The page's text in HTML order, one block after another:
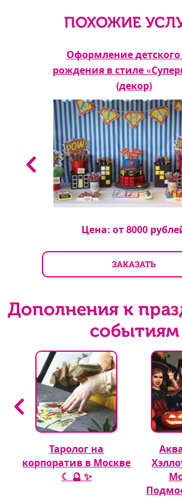
ПОХОЖИЕ
Оформление
рождения в стиле
(декор)
Цена: от8000
ЗАКАЗАТЬ
Дополнения к
событиям
Таролог на
корпоратив в Москве
☾ 🔮 ✨